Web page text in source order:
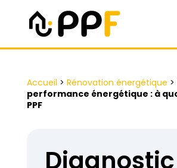
Accueil > Rénovation énergétique >
performance énergétique : à
PPF